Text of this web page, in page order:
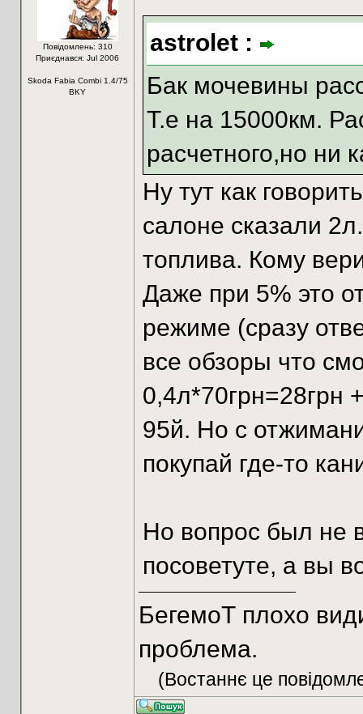
Повідомлень: 310
Приєднався: Jul 2006
Skoda Fabia Combi 1.4/75
BKY
astrolet :
Бак мочевины
Т.е на 15000км.
расчетного,но ни
Ну тут как
салоне сказали
топлива. Кому
Даже при 5% это
режиме (сразу
все обзоры что
0,4л*70грн=28грн
95й. Но с
покупай где-то
Но вопрос был не
посоветуте, а вы
БегемоТ плохо
проблема.
(Востаннє це